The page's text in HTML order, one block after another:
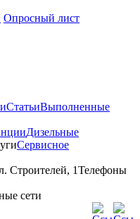
Опросный лист
СтатьиВыполненные
Дизельные
Сервисное
Строителей, 1Телефоны
сети